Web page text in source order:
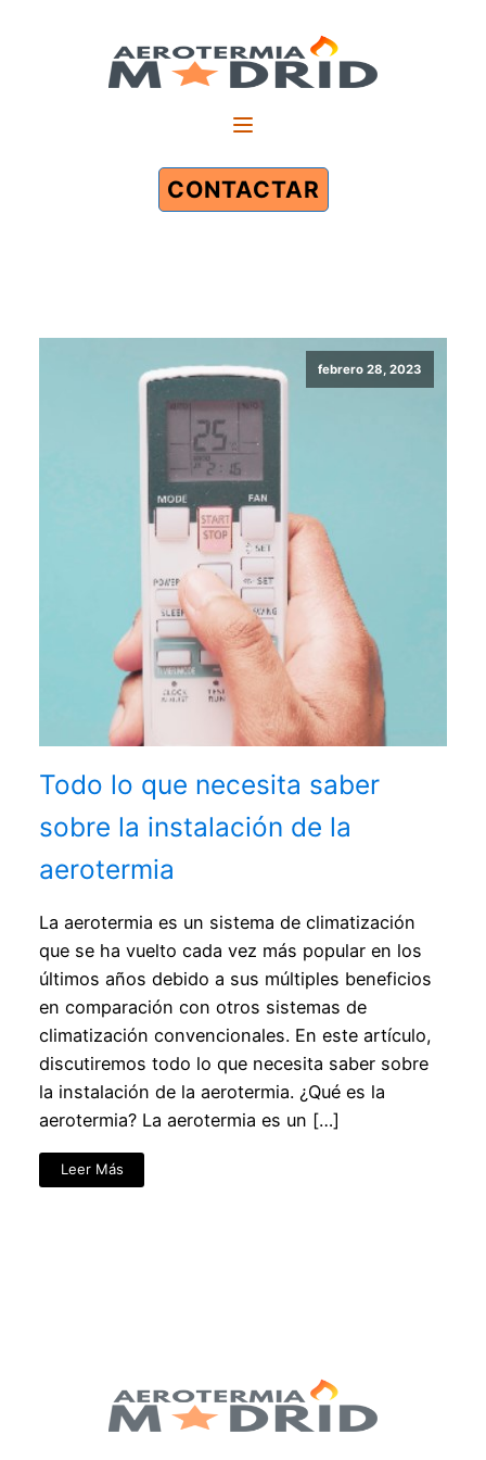
CONTACTAR
febrero 28, 2023
Todo lo que necesita saber
sobre la instalación de la
aerotermia
La aerotermia es un sistema de climatización
que se ha vuelto cada vez más popular en los
últimos años debido a sus múltiples beneficios
en comparación con otros sistemas de
climatización convencionales. En este artículo,
discutiremos todo lo que necesita saber sobre
la instalación de la aerotermia. ¿Qué es la
aerotermia? La aerotermia es un […]
Leer Más